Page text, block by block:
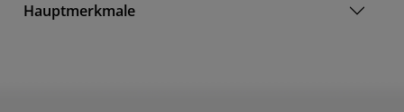
Hauptmerkmale